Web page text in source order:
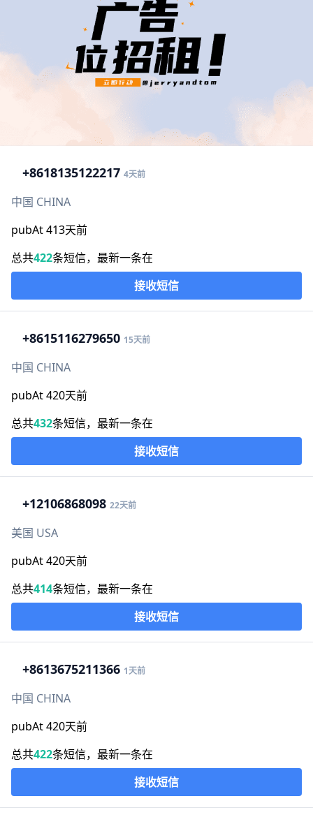
+8618135122217 4天前
中国 CHINA
pubAt 413天前
总共422条短信，最新一条在
接收短信
+8615116279650 15天前
中国 CHINA
pubAt 420天前
总共432条短信，最新一条在
接收短信
+12106868098 22天前
美国 USA
pubAt 420天前
总共414条短信，最新一条在
接收短信
+8613675211366 1天前
中国 CHINA
pubAt 420天前
总共422条短信，最新一条在
接收短信